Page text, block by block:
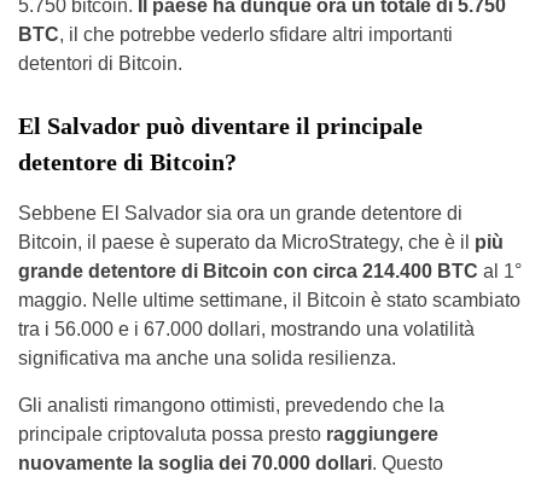
5.750 bitcoin.
Il paese ha dunque ora un totale di 5.750
BTC, il che potrebbe vederlo sfidare altri importanti
detentori di Bitcoin.
El Salvador può diventare il principale
detentore di Bitcoin?
Sebbene El Salvador sia ora un grande detentore di
Bitcoin, il paese è superato da MicroStrategy, che è il più
grande detentore di Bitcoin con circa 214.400 BTC al 1°
maggio. Nelle ultime settimane, il Bitcoin è stato scambiato
tra i 56.000 e i 67.000 dollari, mostrando una volatilità
significativa ma anche una solida resilienza.
Gli analisti rimangono ottimisti, prevedendo che la
principale criptovaluta possa presto raggiungere
nuovamente la soglia dei 70.000 dollari. Questo